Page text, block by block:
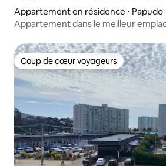
Appartement en résidence ⋅ Papudo
Appartement dans le meilleur
Coup de cœur voyageurs
Coup de cœur voyageurs